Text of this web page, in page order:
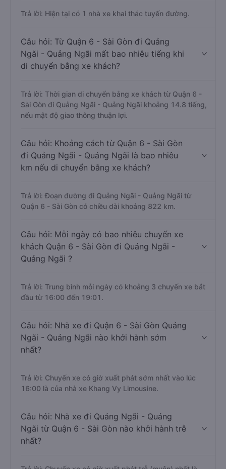
Trả lời: Hiện tại có 1 nhà xe khai thác tuyến đường.
Câu hỏi: Từ Quận 6 - Sài Gòn đi Quảng
Ngãi - Quảng Ngãi mất bao nhiêu tiếng khi
di chuyển bằng xe khách?
Trả lời: Thời gian di chuyển bằng xe khách từ Quận 6 -
Sài Gòn đi Quảng Ngãi - Quảng Ngãi khoảng 14.8 tiếng,
nếu mật độ giao thông thuận lợi.
Câu hỏi: Khoảng cách từ Quận 6 - Sài Gòn
đi Quảng Ngãi - Quảng Ngãi là bao nhiêu
km nếu di chuyển bằng xe khách?
Trả lời: Đoạn đường đi Quảng Ngãi - Quảng Ngãi từ
Quận 6 - Sài Gòn có chiều dài khoảng 822 km.
Câu hỏi: Mỗi ngày có bao nhiêu chuyến xe
khách Quận 6 - Sài Gòn đi Quảng Ngãi -
Quảng Ngãi ?
Trả lời: Trung bình mỗi ngày có khoảng 3 chuyến xe bắt
đầu từ 16:00 đến 19:01.
Câu hỏi: Nhà xe đi Quận 6 - Sài Gòn Quảng
Ngãi - Quảng Ngãi nào khởi hành sớm
nhất?
Trả lời: Chuyến xe có giờ xuất phát sớm nhất vào lúc
16:00 là của nhà xe Khang Vy Limousine.
Câu hỏi: Nhà xe đi Quảng Ngãi - Quảng
Ngãi từ Quận 6 - Sài Gòn nào khởi hành trễ
nhất?